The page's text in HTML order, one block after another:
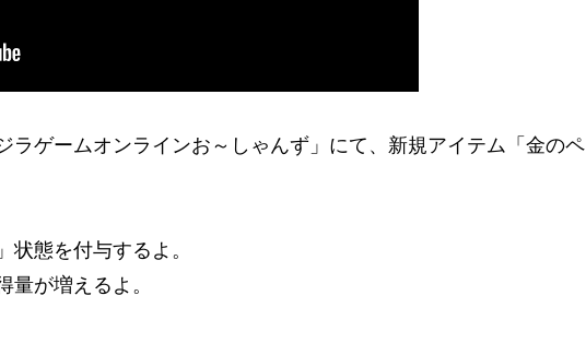
ラゲームオンラインお～しゃんず」にて、新規アイテム「金のペ
態を付与するよ。
量が増えるよ。